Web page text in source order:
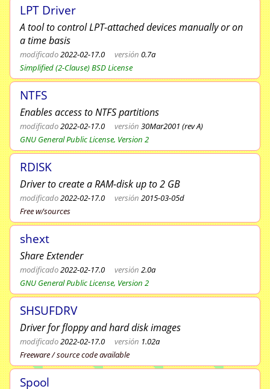
LPT Driver
A tool to control LPT-attached devices manually or on
a time basis
modificado2022-02-17.0 versión 0.7a
Simplified (2-Clause) BSD License
NTFS
Enables access to NTFS partitions
modificado2022-02-17.0 versión 30Mar2001 (rev A)
GNU General Public License, Version 2
RDISK
Driver to create a RAM-disk up to 2 GB
modificado2022-02-17.0 versión 2015-03-05d
Free w/sources
shext
Share Extender
modificado2022-02-17.0 versión 2.0a
GNU General Public License, Version 2
SHSUFDRV
Driver for floppy and hard disk images
modificado2022-02-17.0 versión 1.02a
Freeware / source code available
Spool